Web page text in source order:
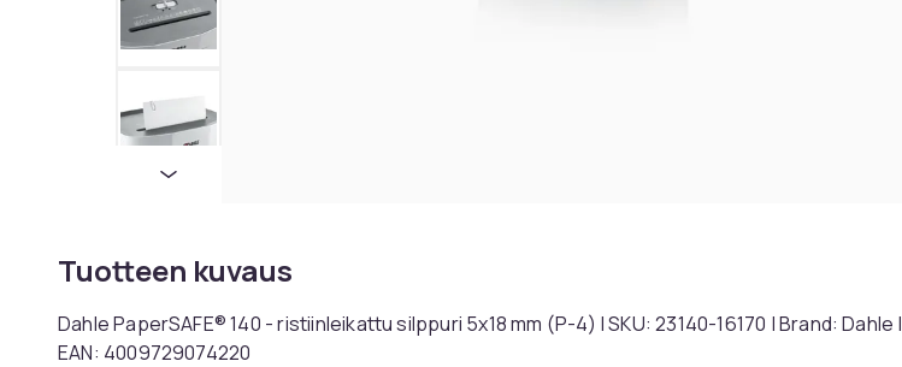
Tuotteen kuvaus
Dahle PaperSAFE® 140 - ristiinleikattu silppuri 5x18 mm (P-4) | SKU: 23140-16170 | Brand: Dahle |
EAN: 4009729074220